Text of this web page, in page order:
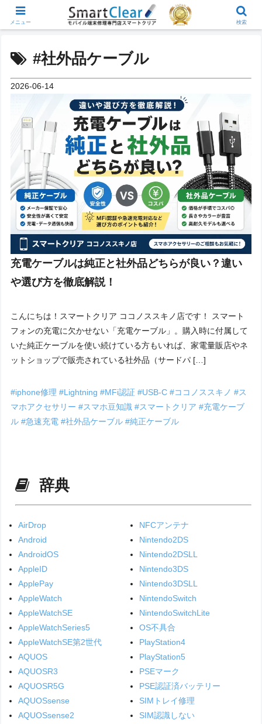
#社外品ケーブル
2026-06-14
充電ケーブルは純正と社外品どちらが良い？違い
や選び方を徹底解説！
こんにちは！スマートクリア ココノススキノ店です！ スマート
フォンの充電に欠かせない「充電ケーブル」。購入時に付属して
いた純正ケーブルを使い続けている方もいれば、家電量販店やネ
ットショップで販売されている社外品（サードパ […]
#iphone修理#Lightning#MFi認証#USB-C#ココノススキノ#ス
マホアクセサリー#スマホ豆知識#スマートクリア#充電ケーブ
ル#急速充電#社外品ケーブル#純正ケーブル
辞典
AirDrop
Android
AndroidOS
AppleID
ApplePay
AppleWatch
AppleWatchSE
AppleWatchSeries5
AppleWatchSE第2世代
AQUOS
AQUOSR3
AQUOSR5G
AQUOSsense
AQUOSsense2
NFCアンテナ
Nintendo2DS
Nintendo2DSLL
Nintendo3DS
Nintendo3DSLL
NintendoSwitch
NintendoSwitchLite
OS不具合
PlayStation4
PlayStation5
PSEマーク
PSE認証済バッテリー
SIMトレイ修理
SIM認識しない
メニュー 検索